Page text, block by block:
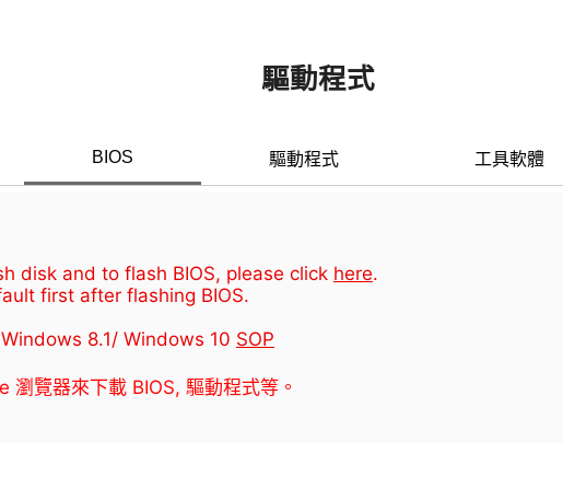
驅動程式
BIOS 驅動程式 工具軟體
disk and to flash BIOS, please click here.
first after flashing BIOS.
8.1/ Windows 10 SOP
覽器來下載 BIOS, 驅動程式等。